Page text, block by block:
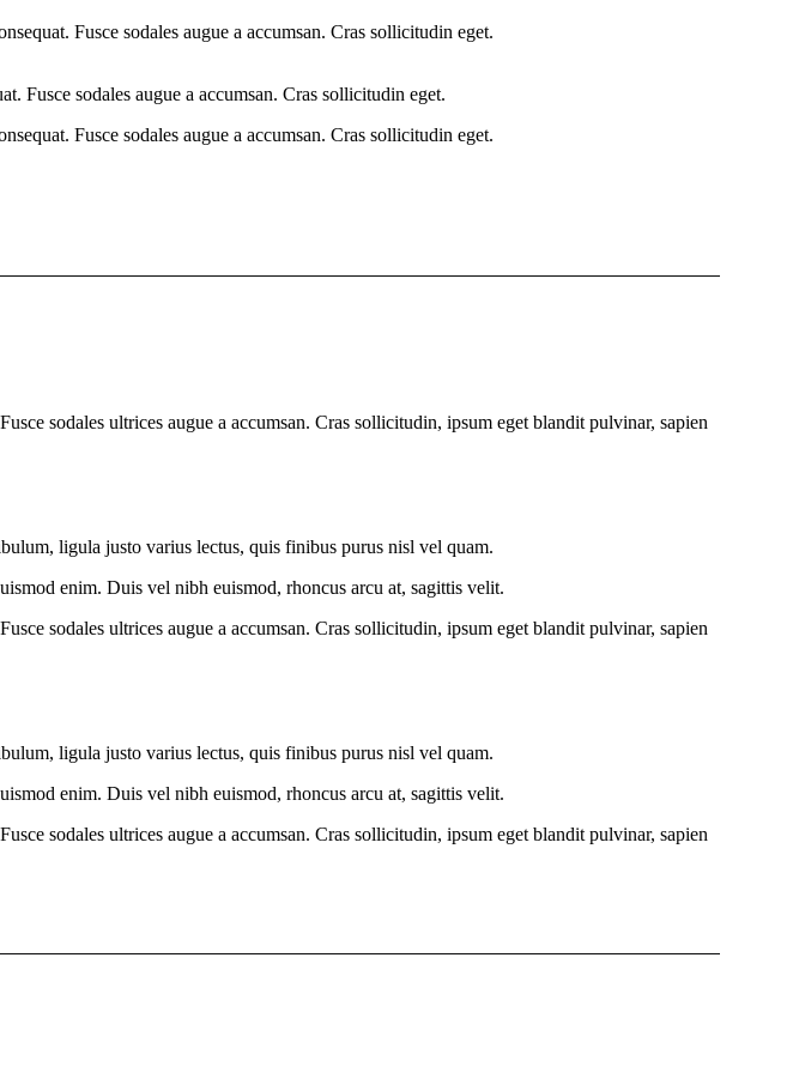
Fusce sodales augue a accumsan. Cras sollicitudin eget.
Fusce sodales augue a accumsan. Cras sollicitudin eget.
Fusce sodales augue a accumsan. Cras sollicitudin eget.
sodales ultrices augue a accumsan. Cras sollicitudin, ipsum eget blandit pulvinar, sapien
ligula justo varius lectus, quis finibus purus nisl vel quam.
enim. Duis vel nibh euismod, rhoncus arcu at, sagittis velit.
sodales ultrices augue a accumsan. Cras sollicitudin, ipsum eget blandit pulvinar, sapien
ligula justo varius lectus, quis finibus purus nisl vel quam.
enim. Duis vel nibh euismod, rhoncus arcu at, sagittis velit.
sodales ultrices augue a accumsan. Cras sollicitudin, ipsum eget blandit pulvinar, sapien